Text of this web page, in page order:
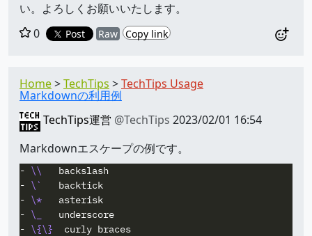
い。よろしくお願いいたします。
0
Post Raw Copy link
Home TechTips TechTips Usage
Markdownの利用例
TechTips運営 @TechTips 2023/02/01 16:54
Markdownエスケープの例です。
- \\
- \`
- \*
- \_
- \{\}